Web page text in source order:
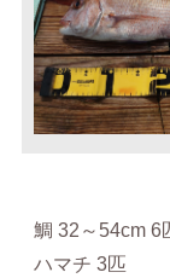
鯛 32～54cm 6
ハマチ 3匹